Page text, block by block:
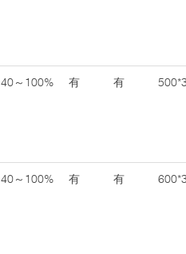
40～100% 有 有
40～100% 有 有